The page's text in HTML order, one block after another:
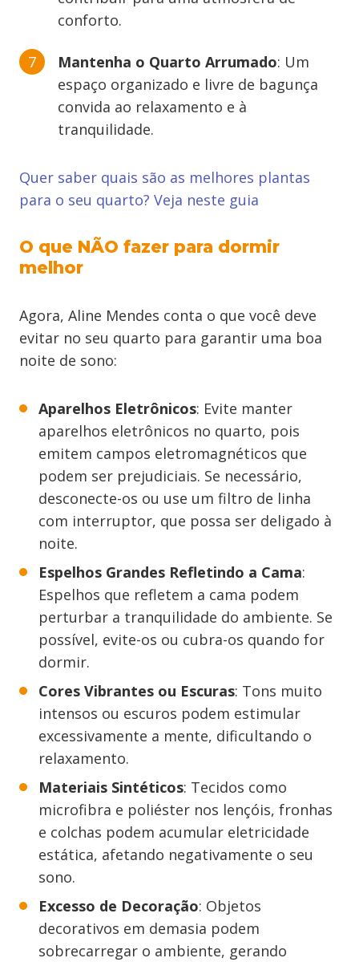
conforto.
Mantenha o Quarto Arrumado: Um
espaço organizado e livre de bagunça
convida ao relaxamento e à
tranquilidade.
Quer saber quais são as melhores plantas
para o seu quarto? Veja neste guia
O que NÃO fazer para dormir
melhor
Agora, Aline Mendes conta o que você deve
evitar no seu quarto para garantir uma boa
noite de sono:
Aparelhos Eletrônicos: Evite manter
aparelhos eletrônicos no quarto, pois
emitem campos eletromagnéticos que
podem ser prejudiciais. Se necessário,
desconecte-os ou use um filtro de linha
com interruptor, que possa ser deligado à
noite.
Espelhos Grandes Refletindo a Cama:
Espelhos que refletem a cama podem
perturbar a tranquilidade do ambiente. Se
possível, evite-os ou cubra-os quando for
dormir.
Cores Vibrantes ou Escuras: Tons muito
intensos ou escuros podem estimular
excessivamente a mente, dificultando o
relaxamento.
Materiais Sintéticos: Tecidos como
microfibra e poliéster nos lençóis, fronhas
e colchas podem acumular eletricidade
estática, afetando negativamente o seu
sono.
Excesso de Decoração: Objetos
decorativos em demasia podem
sobrecarregar o ambiente, gerando